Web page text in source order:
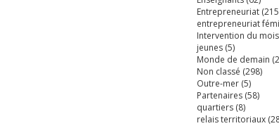
Entrepreneuriat
entrepreneuriat
Intervention du mois
jeunes(5)
Monde de demain
Non classé (298)
Outre-mer(5)
Partenaires(58)
quartiers(8)
relais territoriaux